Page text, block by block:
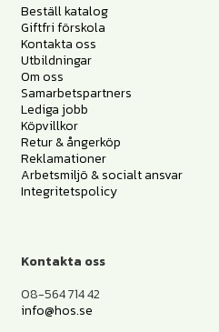
Beställ katalog
Giftfri förskola
Kontakta oss
Utbildningar
Om oss
Samarbetspartners
Lediga jobb
Köpvillkor
Retur & ångerköp
Reklamationer
Arbetsmiljö & socialt ansvar
Integritetspolicy
Kontakta oss
08-564 714 42
info@hos.se